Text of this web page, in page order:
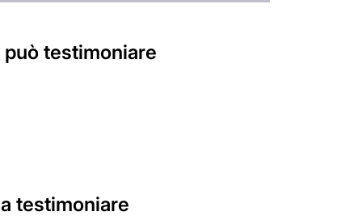
testimoniare
testimoniare